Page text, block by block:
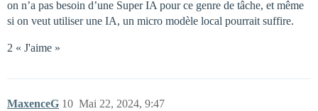
on n’a pas besoin d’une Super IA pour ce genre de tâche, et même
si on veut utiliser une IA, un micro modèle local pourrait suffire.
2 « J'aime »
MaxenceG Mai 22, 2024, 9:47
10